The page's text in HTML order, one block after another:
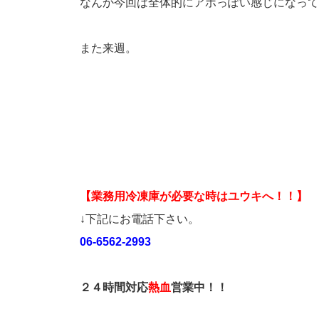
なんか今回は全体的にアホっぽい感じになっ
また来週。
【業務用冷凍庫が必要な時はユウキへ！！】
↓下記にお電話下さい。
06-6562-2993
２４時間対応熱血営業中！！